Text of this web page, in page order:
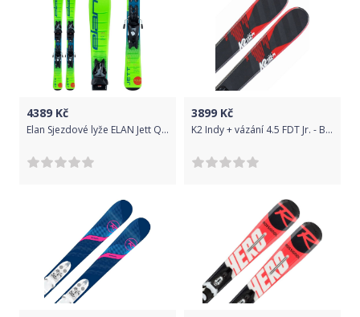
4389 Kč
Elan Sjezdové lyže ELAN Jett QS + EL 7.5 Zelená 150 cm
3899 Kč
K2 Indy + vázání 4.5 FDT Jr. - Black 112